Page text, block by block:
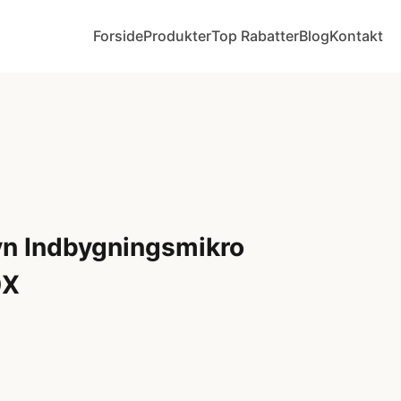
ForsideProdukterTop RabatterBlogKontakt
Indbygningsmikro